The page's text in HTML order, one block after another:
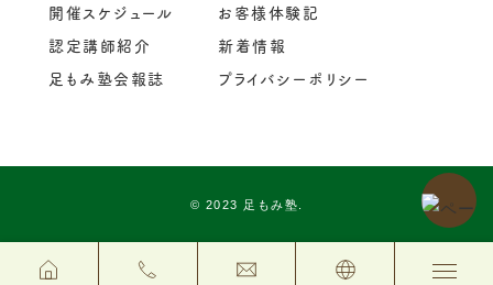
開催スケジュール
認定講師紹介
足もみ塾会報誌
お客様体験記
新着情報
プライバシーポリシー
© 2023 足もみ塾.